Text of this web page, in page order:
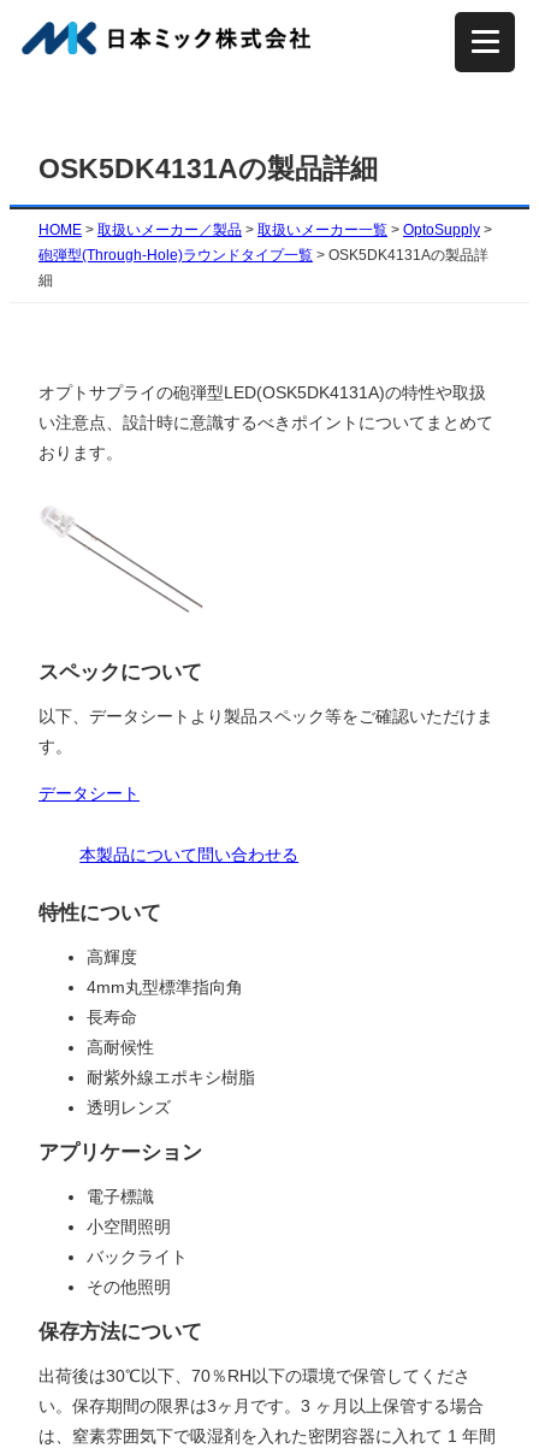
容
プ
OSK5DK4131Aの製品詳細
HOME > 取扱いメーカー／製品 > 取扱いメーカー一覧 > OptoSupply >
砲弾型(Through-Hole)ラウンドタイプ一覧 > OSK5DK4131Aの製品詳
細
オプトサプライの砲弾型LED(OSK5DK4131A)の特性や取扱
い注意点、設計時に意識するべきポイントについてまとめて
おります。
スペックについて
以下、データシートより製品スペック等をご確認いただけま
す。
データシート
本製品について問い合わせる
特性について
高輝度
4mm丸型標準指向角
長寿命
高耐候性
耐紫外線エポキシ樹脂
透明レンズ
アプリケーション
電子標識
小空間照明
バックライト
その他照明
保存方法について
出荷後は30℃以下、70％RH以下の環境で保管してくださ
い。保存期間の限界は3ヶ月です。3 ヶ月以上保管する場合
は、窒素雰囲気下で吸湿剤を入れた密閉容器に入れて 1 年間